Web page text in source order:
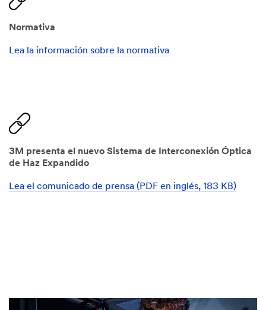
Normativa
Lea la información sobre la normativa
3M presenta el nuevo Sistema de Interconexión Óptica
de Haz Expandido
Lea el comunicado de prensa (PDF en inglés, 183 KB)